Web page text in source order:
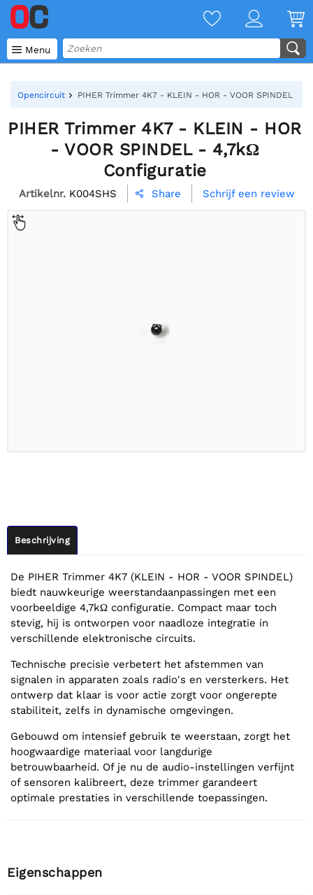
 Menu
Opencircuit PIHER Trimmer 4K7 - KLEIN - HOR - VOOR SPINDEL -
PIHER Trimmer 4K7 - KLEIN - HOR
- VOOR SPINDEL - 4,7kΩ
Configuratie
Artikelnr. K004SHS  Share Schrijf een review
Beschrijving
De PIHER Trimmer 4K7 (KLEIN - HOR - VOOR SPINDEL)
biedt nauwkeurige weerstandaanpassingen met een
voorbeeldige 4,7kΩ configuratie. Compact maar toch
stevig, hij is ontworpen voor naadloze integratie in
verschillende elektronische circuits.
Technische precisie verbetert het afstemmen van
signalen in apparaten zoals radio's en versterkers. Het
ontwerp dat klaar is voor actie zorgt voor ongerepte
stabiliteit, zelfs in dynamische omgevingen.
Gebouwd om intensief gebruik te weerstaan, zorgt het
hoogwaardige materiaal voor langdurige
betrouwbaarheid. Of je nu de audio-instellingen verfijnt
of sensoren kalibreert, deze trimmer garandeert
optimale prestaties in verschillende toepassingen.
Eigenschappen